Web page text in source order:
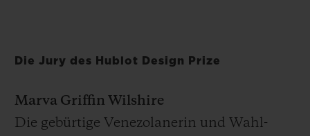
Die Jury des Hublot Design Prize
Marva Griffin Wilshire
Die gebürtige Venezolanerin und Wahl-